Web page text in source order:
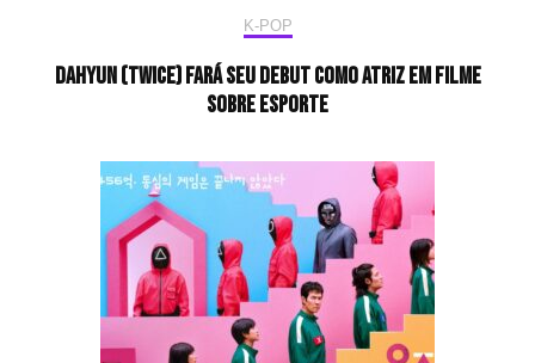
K-POP
Dahyun (TWICE) fará seu debut como atriz em filme
sobre esporte